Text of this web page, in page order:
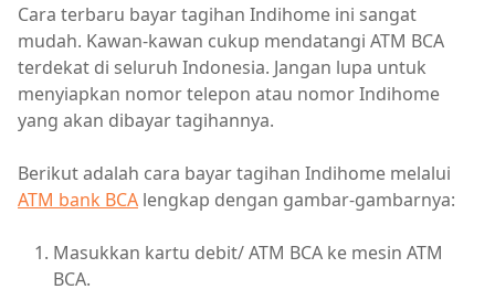
Cara terbaru bayar tagihan Indihome ini sangat
mudah. Kawan-kawan cukup mendatangi ATM BCA
terdekat di seluruh Indonesia. Jangan lupa untuk
menyiapkan nomor telepon atau nomor Indihome
yang akan dibayar tagihannya.
Berikut adalah cara bayar tagihan Indihome melalui
ATM bank BCA lengkap dengan gambar-gambarnya:
Masukkan kartu debit/ ATM BCA ke mesin ATM
BCA.